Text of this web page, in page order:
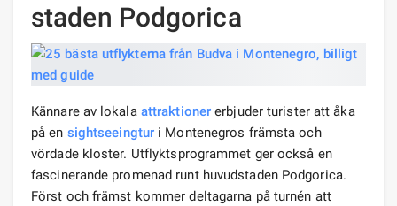
staden Podgorica
Kännare av lokala attraktioner erbjuder turister att åka
på en sightseeingtur i Montenegros främsta och
vördade kloster. Utflyktsprogrammet ger också en
fascinerande promenad runt huvudstaden Podgorica.
Först och främst kommer deltagarna på turnén att